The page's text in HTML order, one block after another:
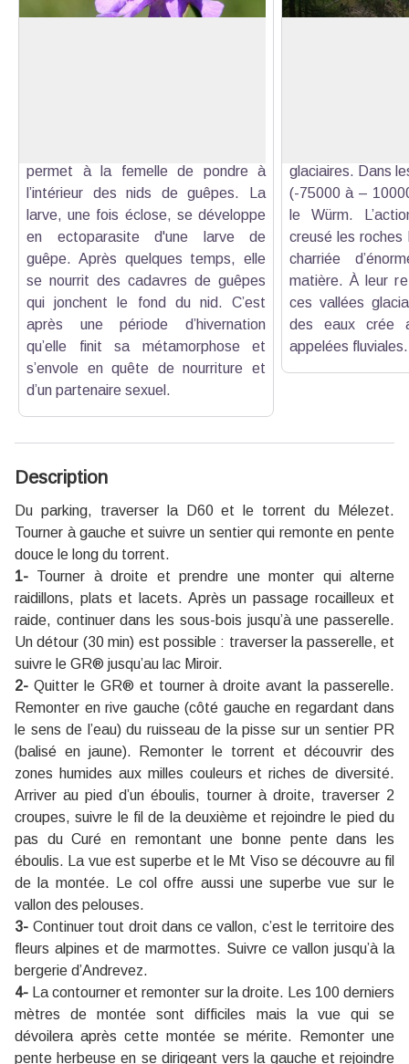
permet à la femelle de pondre à
l’intérieur des nids de guêpes. La
larve, une fois éclose, se développe
en ectoparasite d'une larve de
guêpe. Après quelques temps, elle
se nourrit des cadavres de guêpes
qui jonchent le fond du nid. C’est
après une période d’hivernation
qu’elle finit sa métamorphose et
s’envole en quête de nourriture et
d’un partenaire sexuel.
glaciaires. Dans
(-75000 à –
le Würm.
creusé les
charriée
matière. À leur
ces vallées
des eaux crée
appelées fluviales.
Description
Du parking, traverser la D60 et le torrent du Mélezet.
Tourner à gauche et suivre un sentier qui remonte en pente
douce le long du torrent.
1- Tourner à droite et prendre une monter qui alterne
raidillons, plats et lacets. Après un passage rocailleux et
raide, continuer dans les sous-bois jusqu’à une passerelle.
Un détour (30 min) est possible : traverser la passerelle, et
suivre le GR® jusqu’au lac Miroir.
2- Quitter le GR® et tourner à droite avant la passerelle.
Remonter en rive gauche (côté gauche en regardant dans
le sens de l’eau) du ruisseau de la pisse sur un sentier PR
(balisé en jaune). Remonter le torrent et découvrir des
zones humides aux milles couleurs et riches de diversité.
Arriver au pied d’un éboulis, tourner à droite, traverser 2
croupes, suivre le fil de la deuxième et rejoindre le pied du
pas du Curé en remontant une bonne pente dans les
éboulis. La vue est superbe et le Mt Viso se découvre au fil
de la montée. Le col offre aussi une superbe vue sur le
vallon des pelouses.
3- Continuer tout droit dans ce vallon, c’est le territoire des
fleurs alpines et de marmottes. Suivre ce vallon jusqu’à la
bergerie d’Andrevez.
4-
La contourner et remonter sur la droite. Les 100 derniers
mètres de montée sont difficiles mais la vue qui se
dévoilera après cette montée se mérite. Remonter une
pente herbeuse en se dirigeant vers la gauche et rejoindre